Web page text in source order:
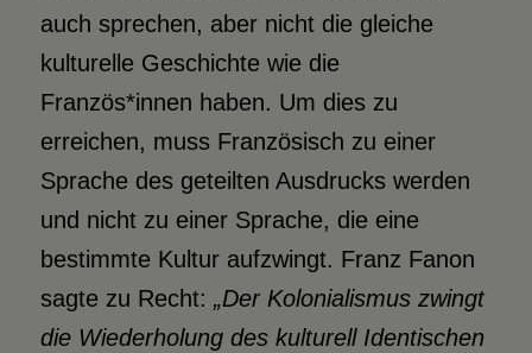
auch sprechen, aber nicht die gleiche
kulturelle Geschichte wie die
Französ*innen haben. Um dies zu
erreichen, muss Französisch zu einer
Sprache des geteilten Ausdrucks werden
und nicht zu einer Sprache, die eine
bestimmte Kultur aufzwingt. Franz Fanon
sagte zu Recht: „Der Kolonialismus zwingt
die Wiederholung des kulturell Identischen